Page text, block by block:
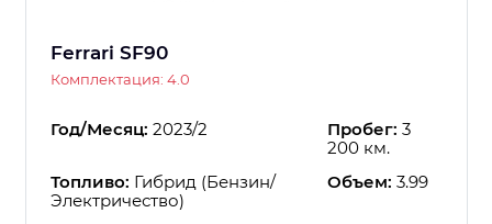
Ferrari SF90
Комплектация: 4.0
Год/Месяц: 2023/2 Пробег: 3
200 км.
Топливо: Гибрид (Бензин/
Электричество)
Объем: 3.99